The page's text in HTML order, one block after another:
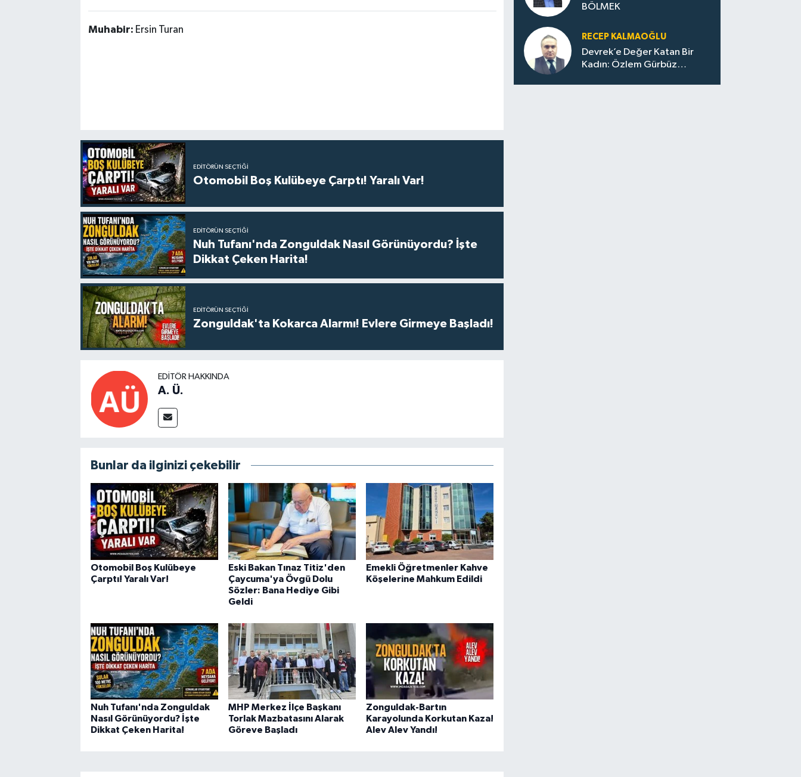
Muhabir: Ersin Turan
EDITÖRÜN SEÇTIĞI
Otomobil Boş Kulübeye Çarptı! Yaralı Var!
EDITÖRÜN SEÇTIĞI
Nuh Tufanı'nda Zonguldak Nasıl Görünüyordu? İşte
Dikkat Çeken Harita!
EDITÖRÜN SEÇTIĞI
Zonguldak'ta Kokarca Alarmı! Evlere Girmeye Başladı!
EDITÖR HAKKINDA
A. Ü.
Bunlar da ilginizi çekebilir
Otomobil Boş Kulübeye
Çarptı! Yaralı Var!
Eski Bakan Tınaz Titiz'den
Çaycuma'ya Övgü Dolu
Sözler: Bana Hediye Gibi
Geldi
Emekli Öğretmenler Kahve
Köşelerine Mahkum Edildi
Nuh Tufanı'nda Zonguldak
Nasıl Görünüyordu? İşte
Dikkat Çeken Harita!
MHP Merkez İlçe Başkanı
Torlak Mazbatasını Alarak
Göreve Başladı
Zonguldak-Bartın
Karayolunda Korkutan Kaza!
Alev Alev Yandı!
BÖLMEK
RECEP KALMAOĞLU
Devrek’e Değer Katan Bir
Kadın: Özlem Gürbüz